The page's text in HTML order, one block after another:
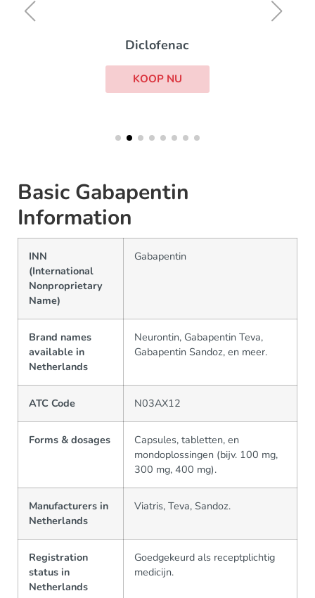
Diclofenac
KOOP NU
Basic Gabapentin
Information
INN
(International
Nonproprietary
Name)
Gabapentin
Brand names
available in
Netherlands
Neurontin, Gabapentin Teva,
Gabapentin Sandoz, en meer.
ATC Code N03AX12
Forms & dosages
Capsules, tabletten, en
mondoplossingen (bijv. 100 mg,
300 mg, 400 mg).
Manufacturers in
Netherlands
Viatris, Teva, Sandoz.
Registration
status in
Netherlands
Goedgekeurd als receptplichtig
medicijn.